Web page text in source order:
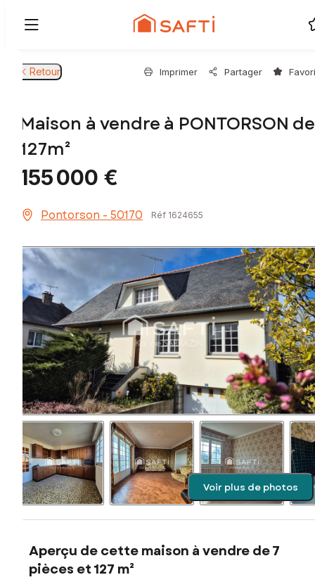
Retour Imprimer Partager
Maison à vendre à PONTORSON de
127m²
155 000 €
Pontorson - 50170 Réf 1624655
Voir plus de photos
Aperçu de cette maison à vendre de 7
pièces et 127 m²